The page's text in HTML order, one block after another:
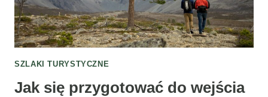
SZLAKI TURYSTYCZNE
Jak się przygotować do wejścia